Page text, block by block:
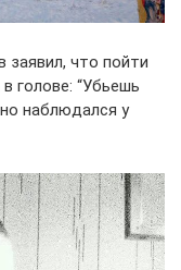
заявил, что пойти
голове: “Убьешь
наблюдался у